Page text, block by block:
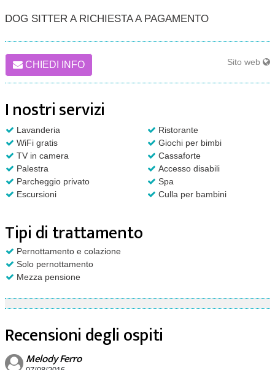
DOG SITTER A RICHIESTA A PAGAMENTO
CHIEDI INFO Sito web
I nostri servizi
Lavanderia
Ristorante
WiFi gratis
Giochi per bimbi
TV in camera
Cassaforte
Palestra
Accesso disabili
Parcheggio privato
Spa
Escursioni
Culla per bambini
Tipi di trattamento
Pernottamento e colazione
Solo pernottamento
Mezza pensione
Recensioni degli ospiti
Melody Ferro